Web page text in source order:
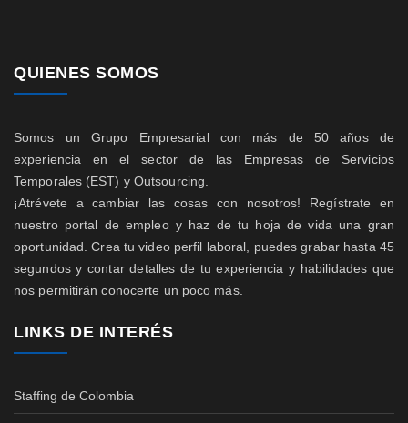
QUIENES SOMOS
Somos un Grupo Empresarial con más de 50 años de
experiencia en el sector de las Empresas de Servicios
Temporales (EST) y Outsourcing.
¡Atrévete a cambiar las cosas con nosotros! Regístrate en
nuestro portal de empleo y haz de tu hoja de vida una gran
oportunidad. Crea tu video perfil laboral, puedes grabar hasta 45
segundos y contar detalles de tu experiencia y habilidades que
nos permitirán conocerte un poco más.
LINKS DE INTERÉS
Staffing de Colombia